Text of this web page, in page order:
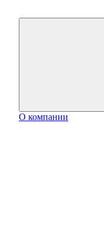
О компании